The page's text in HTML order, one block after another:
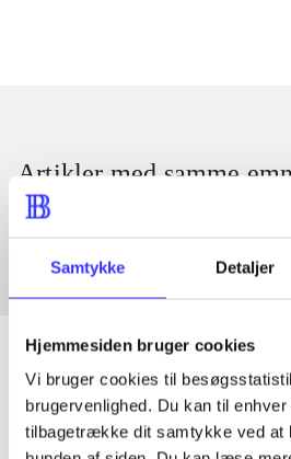
Samtykke Detaljer
Hjemmesiden bruger cookies
Vi bruger cookies til
brugervenlighed. Du kan til
tilbagetrække dit samtykke ved at
Artikler med samme
Fra
Artikler
Alle registrerede artikler fordelt